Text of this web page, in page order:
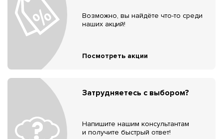
Возможно, вы найдёте что-то среди
наших акций!
Посмотреть акции
Затрудняетесь с выбором?
Напишите нашим консультантам
и получите быстрый ответ!